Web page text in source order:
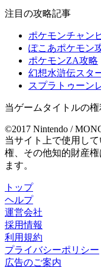
注目の攻略記事
ポケモンチャン
ぽこあポケモン
ポケモンZA攻略
幻想水滸伝スタ
スプラトゥーン
当ゲームタイトルの
©2017 Nintendo /
当サイト上で使用し
権、その他知的財産
ます。
トップ
ヘルプ
運営会社
採用情報
利用規約
プライバシーポリシー
広告のご案内